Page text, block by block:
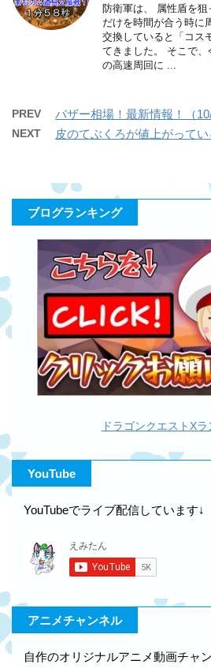
防衛軍は、 属性盾を
だけを時間が合う時に
交換していると「コス
てきました。 そこで、
の高速周回に ...
PREV バザー相場！最新情報！（10/
NEXT 皮のてぶくろが値上がってい
ブログランキング
ドラゴンクエストX
YouTube
YouTubeでライブ配信しています↓
アニメチャンネル
自作のオリジナルアニメ動画チャ